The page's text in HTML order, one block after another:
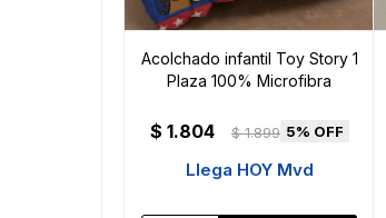
Acolchado infantil Toy Story 1
Plaza 100% Microfibra
$ 1.804 $ 1.899 5
Llega HOY Mvd